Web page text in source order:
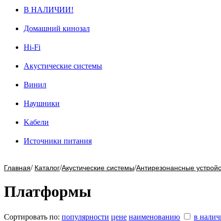
В НАЛИЧИИ!
Домашний кинозал
Hi-Fi
Акустические системы
Винил
Наушники
Kабели
Источники питания
Главная/ Каталог/Акустические системы/Антирезонансные
Платформы
Сортировать по: популярности цене наименованию в